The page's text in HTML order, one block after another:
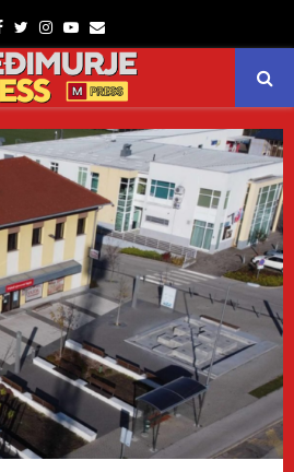
Facebook
TwitterInstagram
Youtube
Email